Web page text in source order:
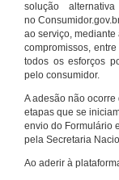
solução
no
ao serviço,
compromissos,
todos os esforços
pelo consumidor.
A adesão não
etapas que se
envio do Formulário
pela Secretaria
Ao aderir à